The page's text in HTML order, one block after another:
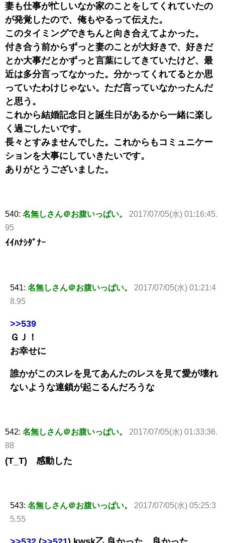
妻も仕事が忙しいなか家のことをしてくれていたの
が発覚したので、俺もやるって伝えた。
このタイミングできちんと向き合えてよかった。
付き合う前からずっと妻のことが大好きで、好きだ
とか大事だとかずっと言葉にしてきていたけど、最
近は多分言ってなかった。分かってくれてるとか思
っていたわけじゃない。ただ言っていなかったんだ
と思う。
これから結婚記念日と誕生日があるから一緒に楽し
く過ごしたいです。
長々とすみませんでした。これからもコミュニケー
ションを大事にしていきたいです。
ありがとうございました。
540: 名無しさん＠お腹いっぱい。
2017/07/05(水) 01:16:45.
95
ｲｲﾊﾅｼﾀﾞﾅｰ
541: 名無しさん＠お腹いっぱい。
2017/07/05(水) 01:21:4
8.95
>>539
ＧＪ！
お幸せに
誰かがこのスレを見てあんたのレスを見て愛が壊れ
ないような連鎖が起こるんだろうな
542: 名無しさん＠お腹いっぱい。
2017/07/05(水) 01:33:36.
88
(T_T) 感動した
543: 名無しさん＠お腹いっぱい。
2017/07/05(水) 05:25:3
5.55